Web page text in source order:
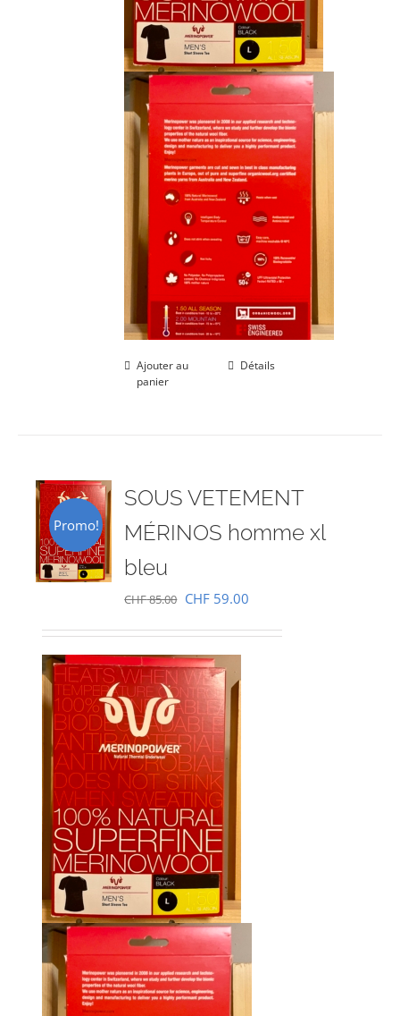
Ajouter au
panier
Détails
Promo!
SOUS VETEMENT
MÉRINOS homme xl
bleu
CHF85.00 Le
initial
était :
CHF 85.00.
CHF 59.00